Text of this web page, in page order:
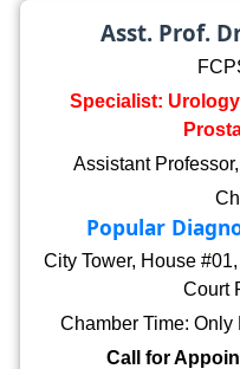
Asst. Prof.
Specialist:
Assistant
Popular
City Tower, House
Court
Chamber Time: Only
Call for